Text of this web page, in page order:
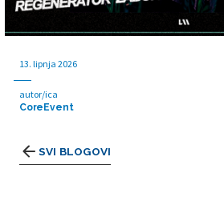
SVI BLOGOVI
13. lipnja 2026
autor/ica
CoreEvent